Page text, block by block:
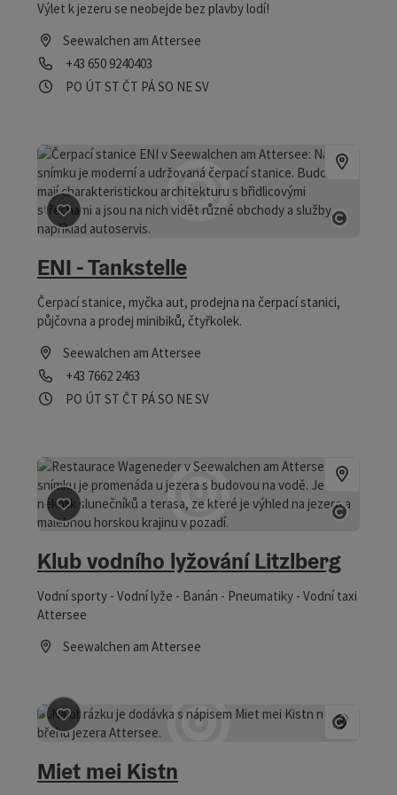
Výlet k jezeru se neobejde bez plavby lodí!
Seewalchen am Attersee
telefon
+43 650 9240403
Otevírací doba
PO Otevřeno v pondělí
ÚT Otevřeno v úterý
ST Otevřeno ve středu
ČT Otevřeno ve čtvrtek
PÁ Otevřeno v pátek
SO Otevřeno v sobotu
NE Otevřeno v neděli
SVOtevřeno o svátcích
Označit příspěvek
ENI - Tankstelle
Čerpací stanice, myčka aut, prodejna na čerpací stanici,
půjčovna a prodej minibiků, čtyřkolek.
Seewalchen am Attersee
telefon
+43 7662 2463
Otevírací doba
PO Otevřeno v pondělí
ÚT Otevřeno v úterý
ST Otevřeno ve středu
ČT Otevřeno ve čtvrtek
PÁ Otevřeno v pátek
SO Otevřeno v sobotu
NE Otevřeno v neděli
SVOtevřeno o svátcích
Označit příspěvek: Klub vodního lyžování Litzlberg
Klub vodního lyžování Litzlberg
Vodní sporty - Vodní lyže - Banán - Pneumatiky - Vodní taxi
Attersee
Seewalchen am Attersee
Označit příspěvek
Miet mei Kistn